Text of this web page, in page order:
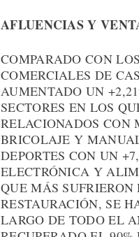
AFLUENCIAS Y
COMPARADO CON
COMERCIALES DE
AUMENTADO UN
SECTORES EN LOS
RELACIONADOS CON
BRICOLAJE Y
DEPORTES CON UN
ELECTRÓNICA Y
QUE MÁS
RESTAURACIÓN, SE
LARGO DE TODO EL